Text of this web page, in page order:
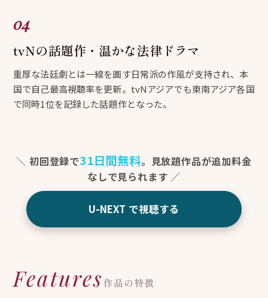
tvNの話題作・温かな法律ドラマ
重厚な法廷劇とは一線を画す日常派の作風が支持され、本
国で自己最高視聴率を更新。tvNアジアでも東南アジア各国
で同時1位を記録した話題作となった。
初回登録で31日間無料。見放題作品が追加料金
なしで見られます
U-NEXT で視聴する
Features 作品の特徴